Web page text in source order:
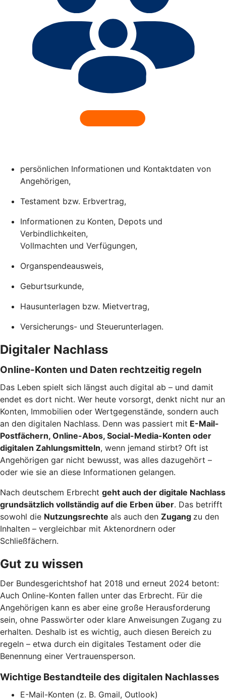
persönlichen Informationen und Kontaktdaten von
Angehörigen,
Testament bzw. Erbvertrag,
Informationen zu Konten, Depots und
Verbindlichkeiten,
Vollmachten und Verfügungen,
Organspendeausweis,
Geburtsurkunde,
Hausunterlagen bzw. Mietvertrag,
Versicherungs- und Steuerunterlagen.
Digitaler Nachlass
Online-Konten und Daten rechtzeitig regeln
Das Leben spielt sich längst auch digital ab – und damit
endet es dort nicht. Wer heute vorsorgt, denkt nicht nur an
Konten, Immobilien oder Wertgegenstände, sondern auch
an den digitalen Nachlass. Denn was passiert mit E-Mail-
Postfächern, Online-Abos, Social-Media-Konten oder
digitalen Zahlungsmitteln, wenn jemand stirbt? Oft ist
Angehörigen gar nicht bewusst, was alles dazugehört –
oder wie sie an diese Informationen gelangen.
Nach deutschem Erbrecht geht auch der digitale Nachlass
grundsätzlich vollständig auf die Erben über. Das betrifft
sowohl die Nutzungsrechte als auch den Zugang zu den
Inhalten – vergleichbar mit Aktenordnern oder
Schließfächern.
Gut zu wissen
Der Bundesgerichtshof hat 2018 und erneut 2024 betont:
Auch Online-Konten fallen unter das Erbrecht. Für die
Angehörigen kann es aber eine große Herausforderung
sein, ohne Passwörter oder klare Anweisungen Zugang zu
erhalten. Deshalb ist es wichtig, auch diesen Bereich zu
regeln – etwa durch ein digitales Testament oder die
Benennung einer Vertrauensperson.
Wichtige Bestandteile des digitalen Nachlasses
E-Mail-Konten (z. B. Gmail, Outlook)